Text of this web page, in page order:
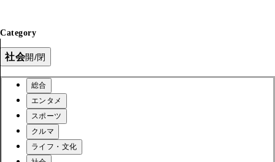
Category
社会開/閉
総合
エンタメ
スポーツ
クルマ
ライフ・文化